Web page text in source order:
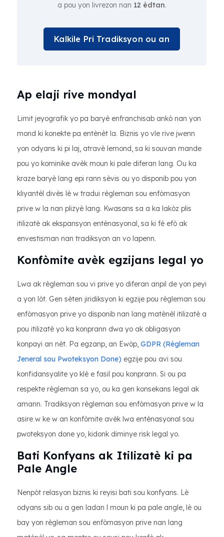
a pou yon livrezon nan 12 èdtan.
Kalkile Pri Tradiksyon ou an
Ap elaji rive mondyal
Limit jeyografik yo pa baryè enfranchisab ankò nan yon
mond ki konekte pa entènèt la. Biznis yo vle rive jwenn
yon odyans ki pi laj, atravè lemond, sa ki souvan mande
pou yo kominike avèk moun ki pale diferan lang. Ou ka
kraze baryè lang epi rann sèvis ou yo disponib pou yon
kliyantèl divès lè w tradui règleman sou enfòmasyon
prive w la nan plizyè lang. Kwasans sa a ka lakòz plis
itilizatè ak ekspansyon entènasyonal, sa ki fè efò ak
envestisman nan tradiksyon an vo lapenn.
Konfòmite avèk egzijans legal yo
Lwa ak règleman sou vi prive yo diferan anpil de yon peyi
a yon lòt. Gen sèten jiridiksyon ki egzije pou règleman sou
enfòmasyon prive yo disponib nan lang matènèl itilizatè a
pou itilizatè yo ka konprann dwa yo ak obligasyon
konpayi an nèt. Pa egzanp, an Ewòp, GDPR (Règleman
Jeneral sou Pwoteksyon Done) egzije pou avi sou
konfidansyalite yo klè e fasil pou konprann. Si ou pa
respekte règleman sa yo, ou ka gen konsekans legal ak
amann. Tradiksyon règleman sou enfòmasyon prive w la
asire w ke w an konfòmite avèk lwa entènasyonal sou
pwoteksyon done yo, kidonk diminye risk legal yo.
Bati Konfyans ak Itilizatè ki pa
Pale Angle
Nenpòt relasyon biznis ki reyisi bati sou konfyans. Lè
odyans sib ou a gen ladan l moun ki pa pale angle, lè ou
bay yon règleman sou enfòmasyon prive nan lang